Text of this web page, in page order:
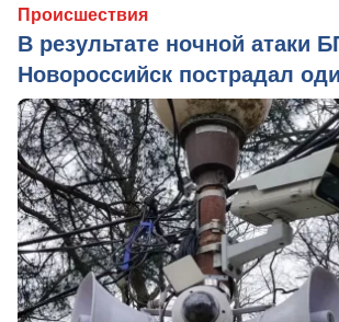
Происшествия
В результате ночной атаки
Новороссийск пострадал